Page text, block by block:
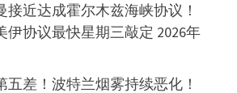
接近达成霍尔木兹海峡协议！
伊协议最快星期三敲定 2026年
五差！波特兰烟雾持续恶化！